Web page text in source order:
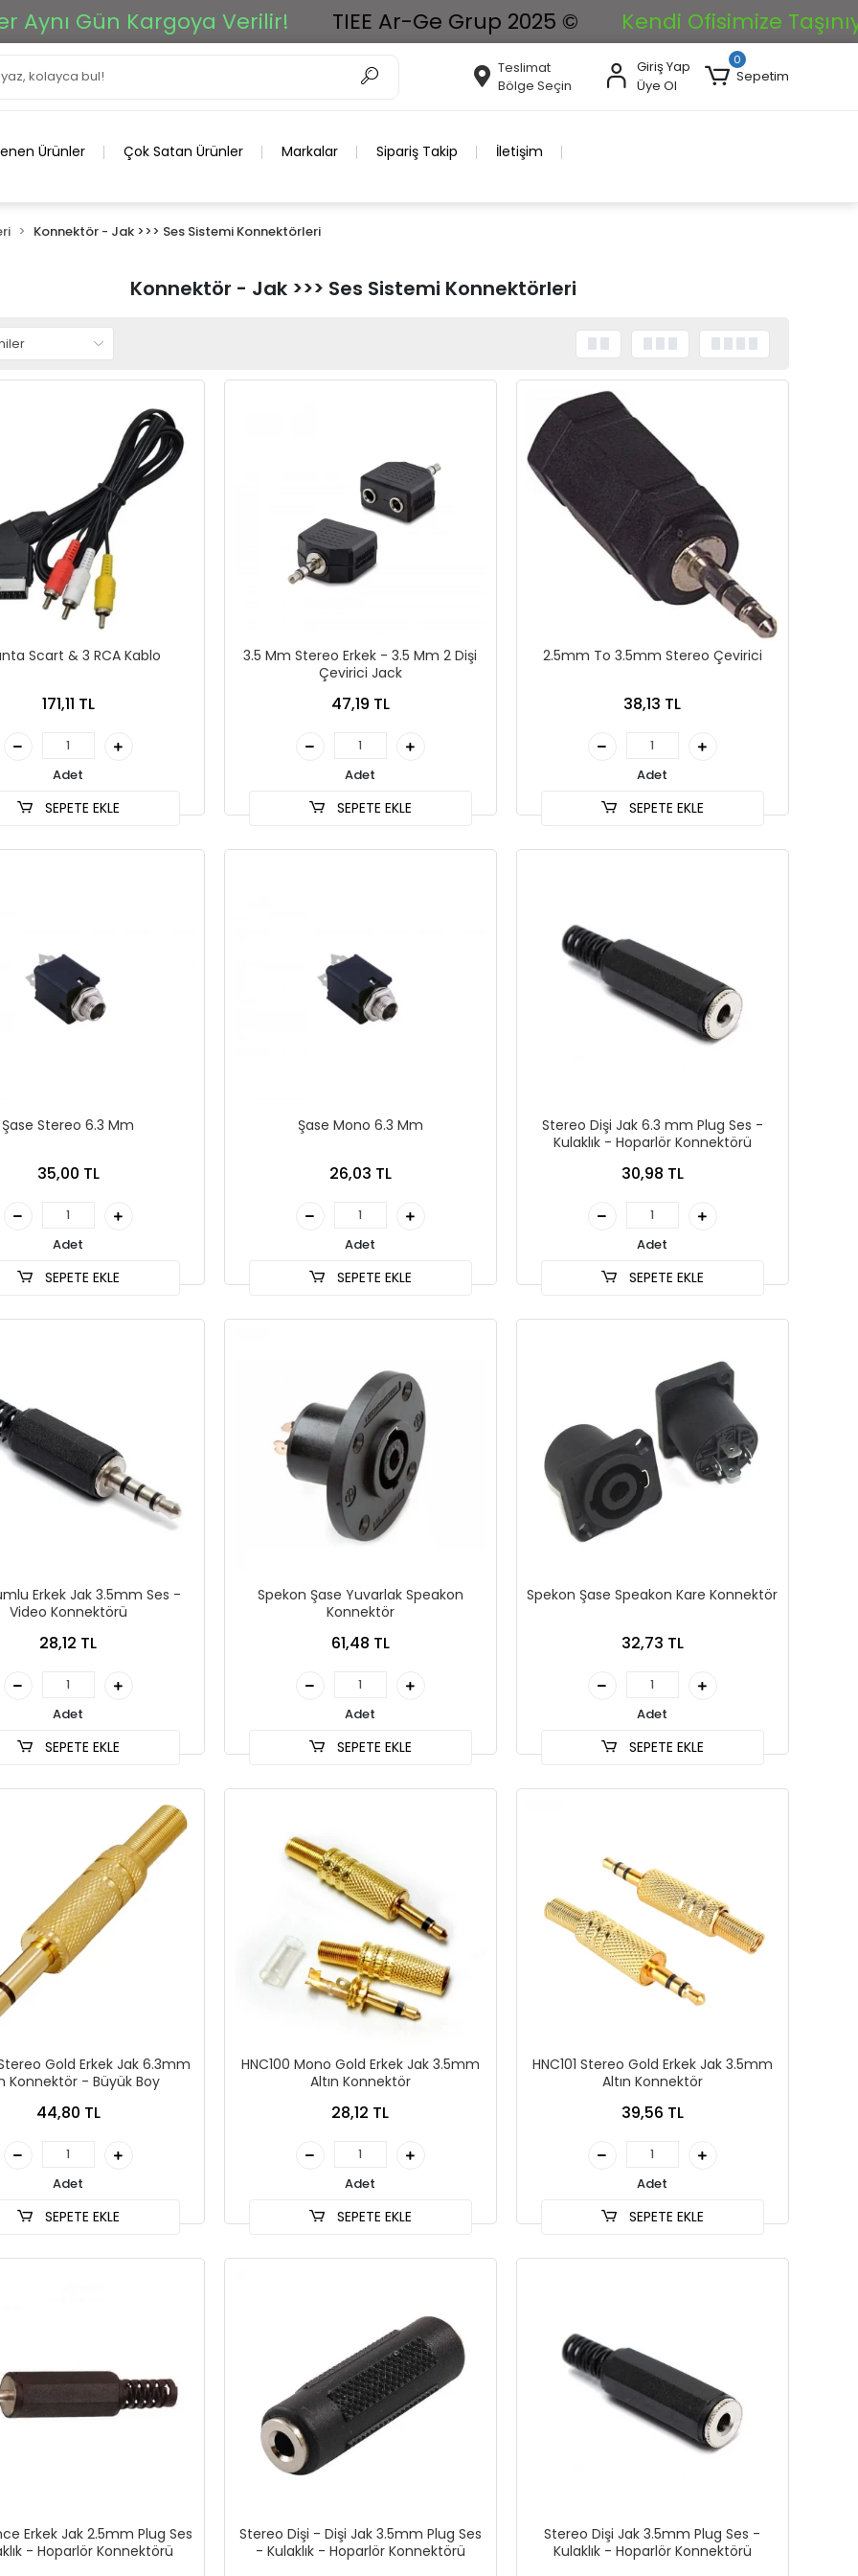
Kargoya Verilir! TIEE Ar-Ge Grup 2025 © Kendi Ofisimize Taşınıyoruz.
Teslimat
Bölge Seçin
Giriş Yap
Üye Ol
0
Sepetim
Ürünler Çok Satan Ürünler Markalar Sipariş Takip İletişim
Konnektör - Jak >>> Ses Sistemi Konnektörleri
Konnektör - Jak >>> Ses Sistemi Konnektörleri
Scart & 3 RCA Kablo
171,11 TL
Adet
SEPETE EKLE
3.5 Mm Stereo Erkek - 3.5 Mm 2 Dişi
Çevirici Jack
47,19 TL
Adet
SEPETE EKLE
2.5mm To 3.5mm Stereo Çevirici
38,13 TL
Adet
SEPETE EKLE
Şase Stereo 6.3 Mm
35,00 TL
Adet
SEPETE EKLE
Şase Mono 6.3 Mm
26,03 TL
Adet
SEPETE EKLE
Stereo Dişi Jak 6.3 mm Plug Ses -
Kulaklık - Hoparlör Konnektörü
30,98 TL
Adet
SEPETE EKLE
Erkek Jak 3.5mm Ses -
Video Konnektörü
28,12 TL
Adet
SEPETE EKLE
Spekon Şase Yuvarlak Speakon
Konnektör
61,48 TL
Adet
SEPETE EKLE
Spekon Şase Speakon Kare Konnektör
32,73 TL
Adet
SEPETE EKLE
Gold Erkek Jak 6.3mm
Konnektör - Büyük Boy
44,80 TL
Adet
SEPETE EKLE
HNC100 Mono Gold Erkek Jak 3.5mm
Altın Konnektör
28,12 TL
Adet
SEPETE EKLE
HNC101 Stereo Gold Erkek Jak 3.5mm
Altın Konnektör
39,56 TL
Adet
SEPETE EKLE
Erkek Jak 2.5mm Plug Ses
- Hoparlör Konnektörü
Stereo Dişi - Dişi Jak 3.5mm Plug Ses
- Kulaklık - Hoparlör Konnektörü
Stereo Dişi Jak 3.5mm Plug Ses -
Kulaklık - Hoparlör Konnektörü